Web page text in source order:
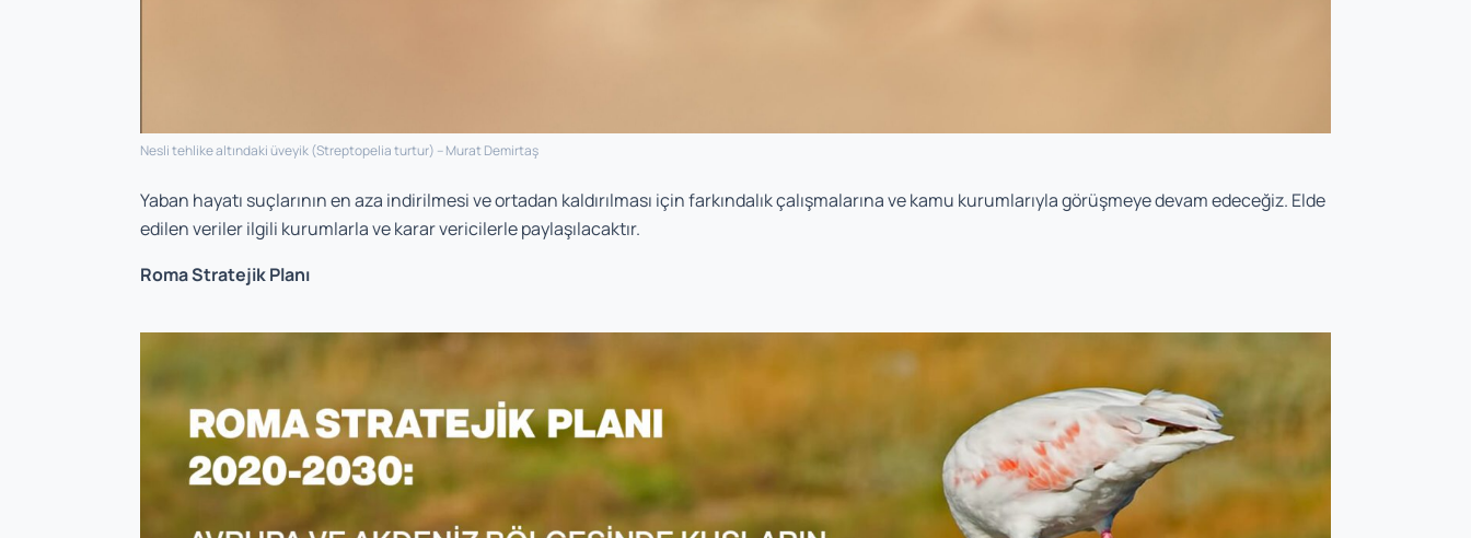
Nesli tehlike altındaki üveyik (Streptopelia turtur) – Murat Demirtaş
Yaban hayatı suçlarının en aza indirilmesi ve ortadan kaldırılması için farkındalık çalışmalarına ve kamu kurumlarıyla görüşmeye devam edeceğiz. Elde
edilen veriler ilgili kurumlarla ve karar vericilerle paylaşılacaktır.
Roma Stratejik Planı